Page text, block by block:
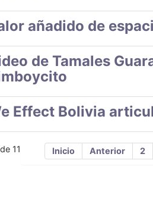
añadido de
de Tamales
Effect Bolivia
11 Inicio Anterior 2